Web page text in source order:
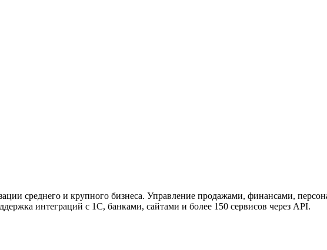
среднего и крупного бизнеса. Управление продажами, финансами,
интеграций с 1С, банками, сайтами и более 150 сервисов через API.